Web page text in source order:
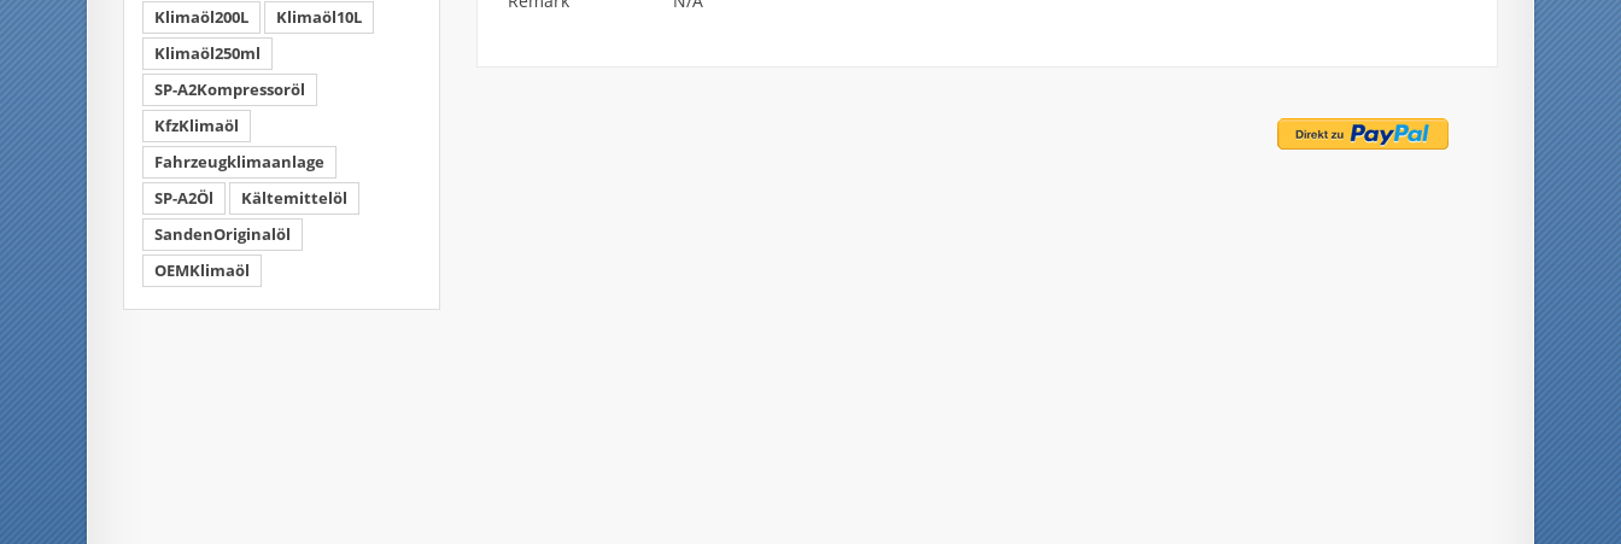
Klimaöl200L
Klimaöl10L
Klimaöl250ml
SP-A2Kompressoröl
KfzKlimaöl
Fahrzeugklimaanlage
SP-A2Öl
Kältemittelöl
SandenOriginalöl
OEMKlimaöl